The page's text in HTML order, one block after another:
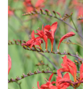
Herbstblüher
Schattenpflanzen
Angebote